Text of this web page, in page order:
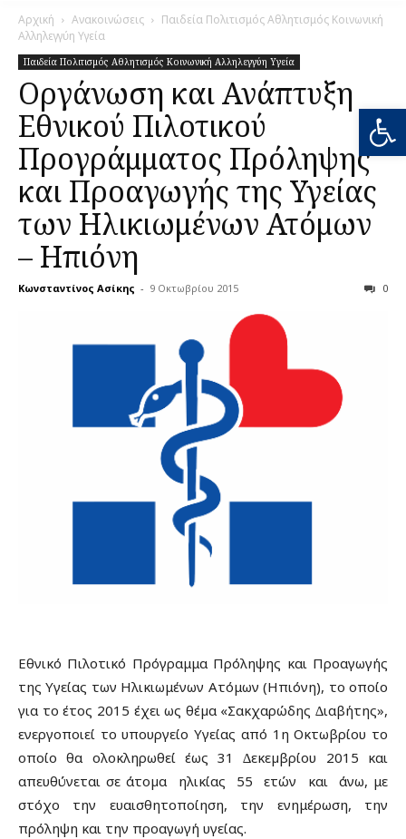
Αρχική Ανακοινώσεις
Παιδεία Πολιτισμός Αθλητισμός Κοινωνική
Αλληλεγγύη Υγεία
Παιδεία Πολιτισμός Αθλητισμός Κοινωνική Αλληλεγγύη Υγεία
Οργάνωση και Ανάπτυξη
Εθνικού Πιλοτικού
Προγράμματος Πρόληψης
και Προαγωγής της Υγείας
των Ηλικιωμένων Ατόμων
– Ηπιόνη
Κωνσταντίνος Ασίκης - 9 Οκτωβρίου 2015 0
Εθνικό Πιλοτικό Πρόγραμμα Πρόληψης και Προαγωγής
της Υγείας των Ηλικιωμένων Ατόμων (Ηπιόνη), το οποίο
για το έτος 2015 έχει ως θέµα «Σακχαρώδης ∆ιαβήτης»,
ενεργοποιεί το υπουργείο Υγείας από 1η Οκτωβρίου το
οποίο θα ολοκληρωθεί έως 31 ∆εκεµβρίου 2015 και
απευθύνεται σε άτοµα ηλικίας 55 ετών και άνω, με
στόχο την ευαισθητοποίηση, την ενημέρωση, την
πρόληψη και την προαγωγή υγείας.